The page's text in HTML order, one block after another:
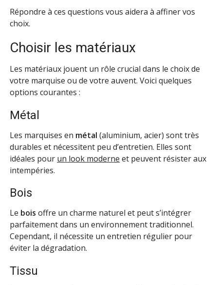
Répondre à ces questions vous aidera à affiner vos
choix.
Choisir les matériaux
Les matériaux jouent un rôle crucial dans le choix de
votre marquise ou de votre auvent. Voici quelques
options courantes :
Métal
Les marquises en métal (aluminium, acier) sont très
durables et nécessitent peu d’entretien. Elles sont
idéales pour un look moderne et peuvent résister aux
intempéries.
Bois
Le bois offre un charme naturel et peut s’intégrer
parfaitement dans un environnement traditionnel.
Cependant, il nécessite un entretien régulier pour
éviter la dégradation.
Tissu